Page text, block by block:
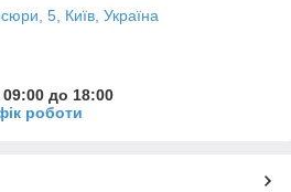
5, Київ, Україна
до 18:00
роботи